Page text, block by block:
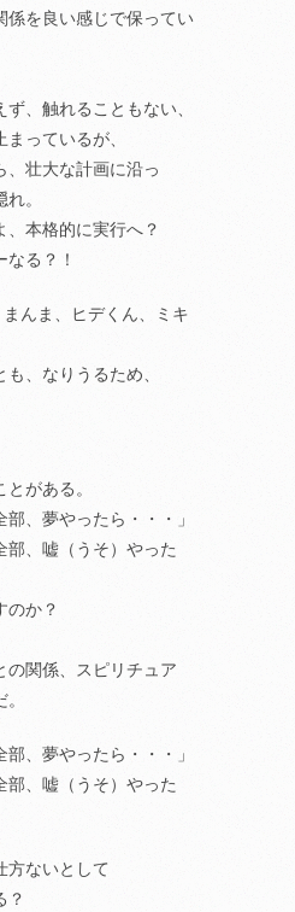
係を良い感じで保ってい
、触れることもない、
っているが、
、壮大な計画に沿っ
。
、本格的に実行へ？
る？！
まんま、ヒデくん、ミキ
、なりうるため、
がある。
部、夢やったら・・・」
部、嘘（うそ）やった
のか？
の関係、スピリチュア
部、夢やったら・・・」
部、嘘（うそ）やった
方ないとして
？